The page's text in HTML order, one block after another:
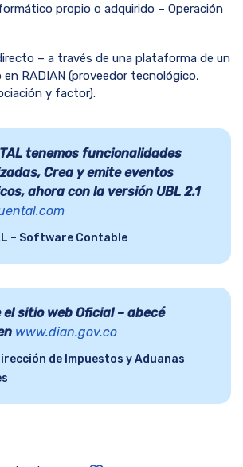
propio o adquirido – Operación
– a través de una plataforma de un
RADIAN (proveedor tecnológico,
y factor).
tenemos funcionalidades
Crea y emite eventos
ahora con la versión UBL 2.1
– Software Contable
sitio web Oficial – abecé
www.dian.gov.co
de Impuestos y Aduanas